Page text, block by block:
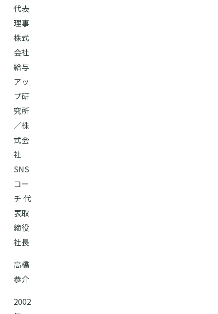
代表
理事
株式
会社
給与
アッ
プ研
究所
／株
式会
社
SNS
コー
チ 代
表取
締役
社長
高橋
恭介
2002